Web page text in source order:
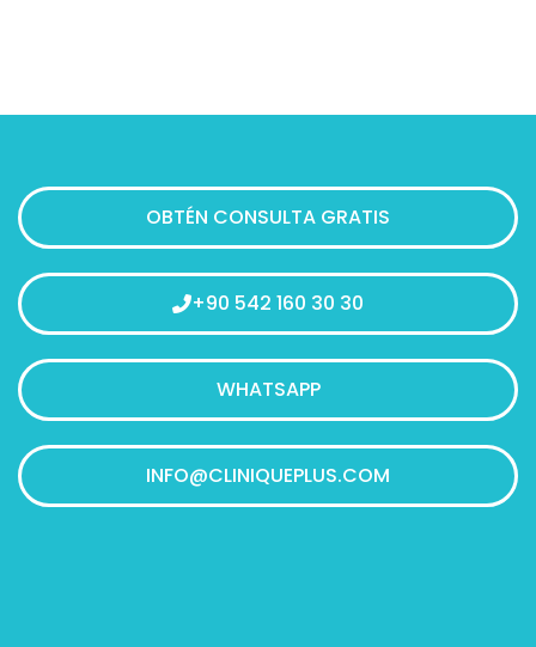
OBTÉN CONSULTA GRATIS
+90 542 160 30 30
WHATSAPP
INFO@CLINIQUEPLUS.COM